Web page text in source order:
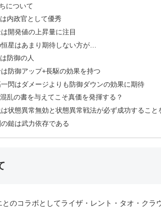
について
内政官として優秀
開発値の上昇量に注目
恒星はあまり期待しない方が…
防御の人
は防御アップ+長駆の効果を持つ
閃はダメージよりも防御ダウンの効果に期待
乱の書を与えてこそ真価を発揮する？
状態異常無効と状態異常戦法が必ず成功すること
鎚は武力依存である
のコラボとしてライザ・レント・タオ・クラ